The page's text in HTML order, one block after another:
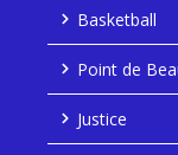
Basketball
Point de
Justice